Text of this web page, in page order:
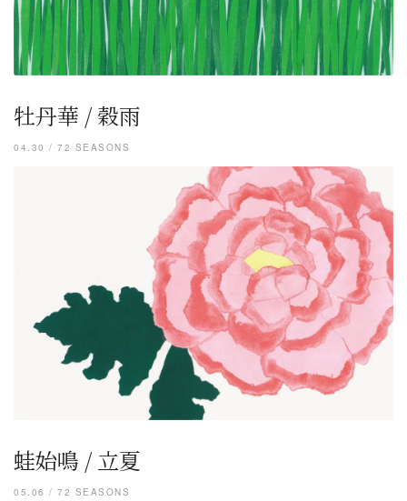
牡丹華 / 穀雨
04.30 / 72 SEASONS
蛙始鳴 / 立夏
05.06 / 72 SEASONS